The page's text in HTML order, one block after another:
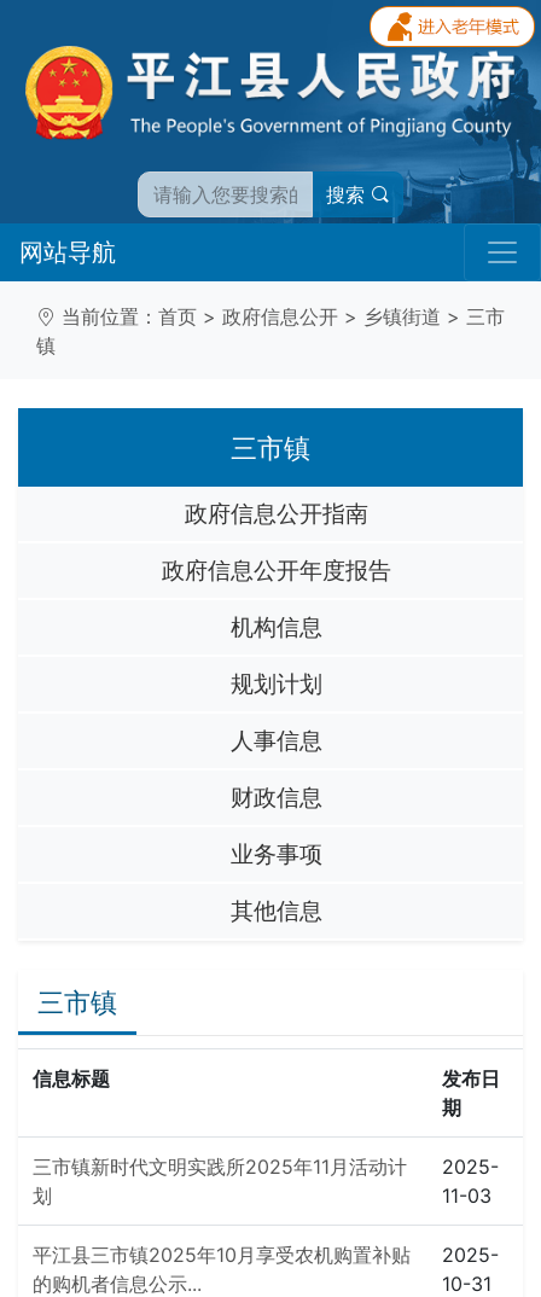
搜索
网站导航
当前位置： 首页 > 政府信息公开 > 乡镇街道 > 三市
镇
三市镇
政府信息公开指南
政府信息公开年度报告
机构信息
规划计划
人事信息
财政信息
业务事项
其他信息
三市镇
信息标题
发布日
期
三市镇新时代文明实践所2025年11月活动计
划
2025-
11-03
平江县三市镇2025年10月享受农机购置补贴
的购机者信息公示...
2025-
10-31